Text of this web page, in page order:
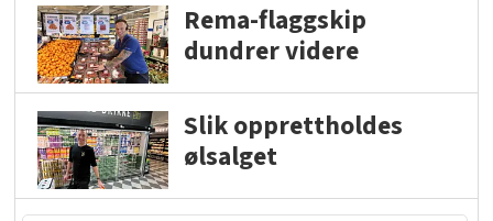
Rema-flaggskip
dundrer videre
Slik opprettholdes
ølsalget